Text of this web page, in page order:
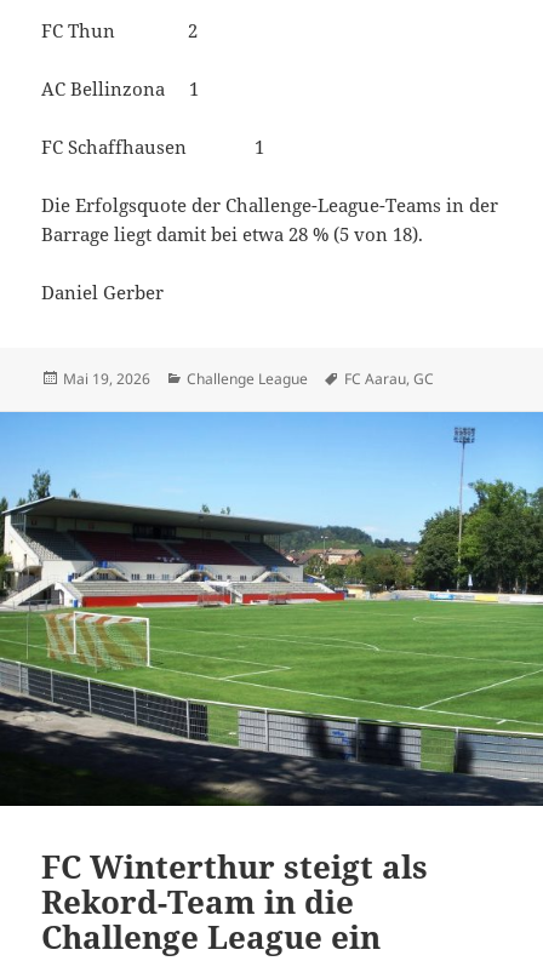
FC Thun 2
AC Bellinzona 1
FC Schaffhausen 1
Die Erfolgsquote der Challenge-League-Teams in der
Barrage liegt damit bei etwa 28 % (5 von 18).
Daniel Gerber
Veröffentlicht
Mai 19, 2026 Kategorien
Challenge League Schlagwörter
FC Aarau,GC
FC Winterthur steigt als
Rekord-Team in die
Challenge League ein